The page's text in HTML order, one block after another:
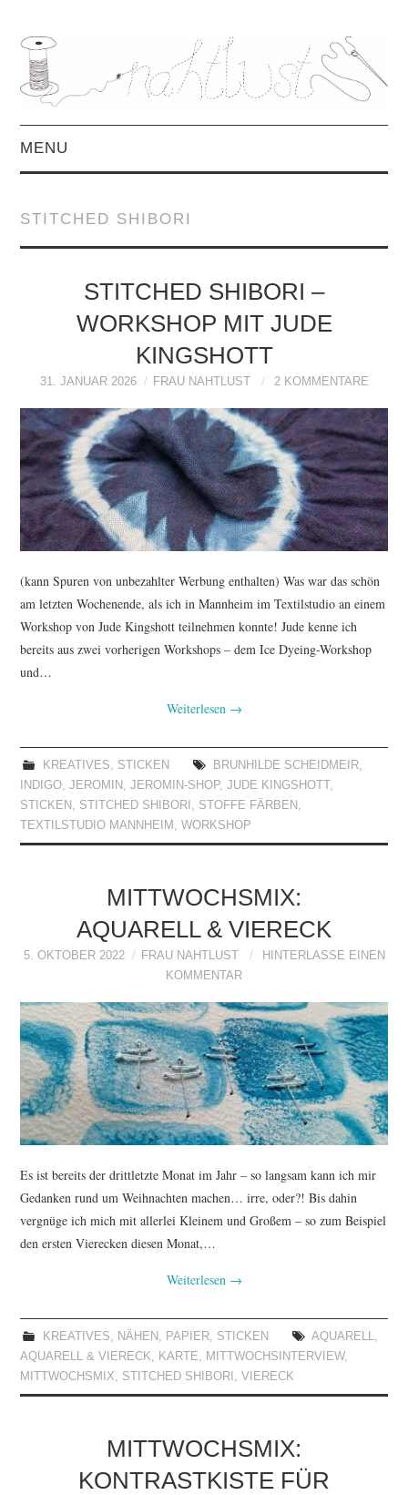
MENU
MITTWOCHSMIX &
INTERVIEWS
FREEBOOKS &
TUTORIALS
WORKSHOPS
PAPIERLIEBE AM
IMPRESSUM
DATENSCHUTZ
STITCHED SHIBORI
STITCHED SHIBORI –
WORKSHOP MIT JUDE
KINGSHOTT
31. JANUAR 2026 FRAU NAHTLUST 2 KOMMENTARE
(kann Spuren von unbezahlter Werbung enthalten) Was war das schön
am letzten Wochenende, als ich in Mannheim im Textilstudio an einem
Workshop von Jude Kingshott teilnehmen konnte! Jude kenne ich
bereits aus zwei vorherigen Workshops – dem Ice Dyeing-Workshop
und…
Weiterlesen →
KREATIVES, STICKEN BRUNHILDE SCHEIDMEIR,
INDIGO,JEROMIN ,JEROMIN-SHOP,JUDE KINGSHOTT ,
STICKEN , STITCHED SHIBORI , STOFFE FÄRBEN ,
TEXTILSTUDIO MANNHEIM ,WORKSHOP
MITTWOCHSMIX:
AQUARELL & VIERECK
5. OKTOBER 2022 FRAU NAHTLUST
HINTERLASSE EINEN
KOMMENTAR
Es ist bereits der drittletzte Monat im Jahr – so langsam kann ich mir
Gedanken rund um Weihnachten machen… irre, oder?! Bis dahin
vergnüge ich mich mit allerlei Kleinem und Großem – so zum Beispiel
den ersten Vierecken diesen Monat,…
Weiterlesen →
KREATIVES, NÄHEN , PAPIER, STICKEN AQUARELL,
AQUARELL & VIERECK, KARTE, MITTWOCHSINTERVIEW,
MITTWOCHSMIX, STITCHED SHIBORI ,VIERECK
MITTWOCHSMIX:
KONTRASTKISTE FÜR